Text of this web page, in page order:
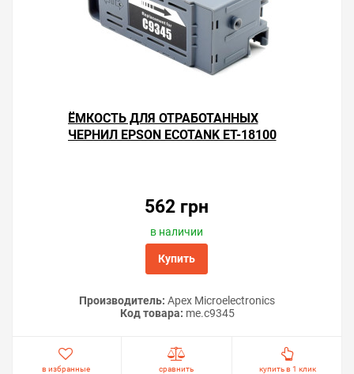
ЁМКОСТЬ ДЛЯ ОТРАБОТАННЫХ
ЧЕРНИЛ EPSON ECOTANK ET-18100
562 грн
в наличии
Купить
Производитель: Apex Microelectronics
Код товара: me.c9345
в избранные сравнить купить в 1 клик